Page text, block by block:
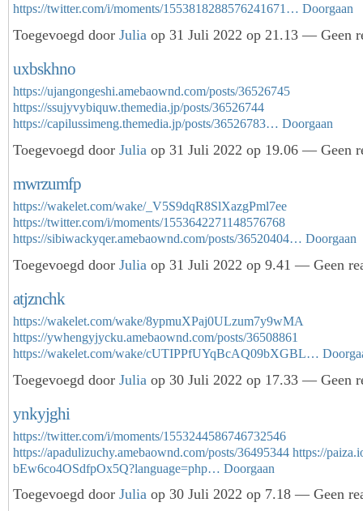
https://twitter.com/i/moments/1553818288576241671… Doorgaan
Toegevoegd door Julia op 31 Juli 2022 op 21.13 — Geen
uxbskhno
https://ujangongeshi.amebaownd.com/posts/36526745
https://ssujyvybiquw.themedia.jp/posts/36526744
https://capilussimeng.themedia.jp/posts/36526783… Doorgaan
Toegevoegd door Julia op 31 Juli 2022 op 19.06 — Geen
mwrzumfp
https://wakelet.com/wake/_V5S9dqR8SlXazgPml7ee
https://twitter.com/i/moments/1553642271148576768
https://sibiwackyqer.amebaownd.com/posts/36520404… Doorgaan
Toegevoegd door Julia op 31 Juli 2022 op 9.41 — Geen
atjznchk
https://wakelet.com/wake/8ypmuXPaj0ULzum7y9wMA
https://ywhengyjycku.amebaownd.com/posts/36508861
https://wakelet.com/wake/cUTIPPfUYqBcAQ09bXGBL…
Toegevoegd door Julia op 30 Juli 2022 op 17.33 — Geen
ynkyjghi
https://twitter.com/i/moments/1553244586746732546
https://apadulizuchy.amebaownd.com/posts/36495344 https://
bEw6co4OSdfpOx5Q?language=php… Doorgaan
Toegevoegd door Julia op 30 Juli 2022 op 7.18 — Geen